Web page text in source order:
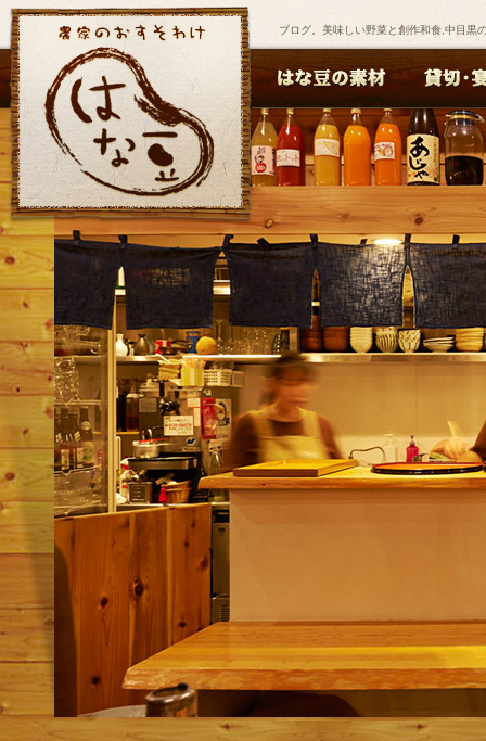
ブログ。美味しい野菜と創作和食,中目黒